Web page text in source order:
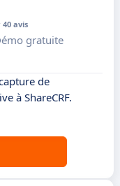
40 avis
gratuite
de
à ShareCRF.